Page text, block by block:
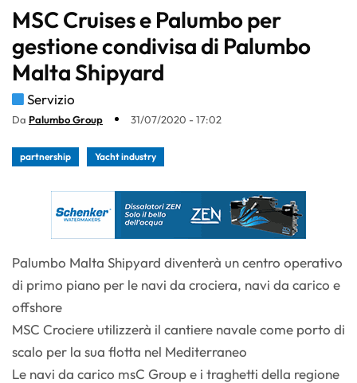
MSC Cruises e Palumbo per
gestione condivisa di Palumbo
Malta Shipyard
Servizio
Da Palumbo Group 31/07/2020 - 17:02
partnership Yacht industry
Palumbo Malta Shipyard diventerà un centro operativo
di primo piano per le navi da crociera, navi da carico e
offshore
MSC Crociere utilizzerà il cantiere navale come porto di
scalo per la sua flotta nel Mediterraneo
Le navi da carico msC Group e i traghetti della regione